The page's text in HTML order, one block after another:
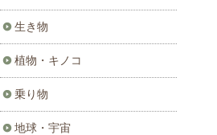
生き物
植物・キノコ
乗り物
地球・宇宙